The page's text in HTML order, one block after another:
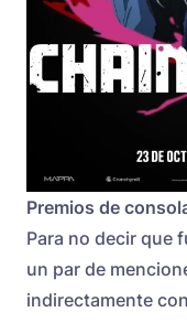
Premios de
Para no decir que
un par de
indirectamente